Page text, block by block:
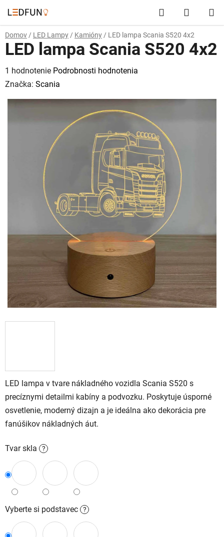
na
obsah
Hľadať
KOŠÍK
Domov / LED Lampy / Kamióny / LED lampa Scania S520 4x2
LED lampa v tvare nákladného vozidla Scania S520 s
precíznymi detailmi kabíny a podvozku. Poskytuje úsporné
osvetlenie, moderný dizajn a je ideálna ako dekorácia pre
fanúšikov nákladných áut.
Tvar skla ?
Vyberte si podstavec ?
LED lampa Scania S520 4x2
Priemerné
hodnotenie
produktu
hviezdičiek.
1 hodnotenie Podrobnosti hodnotenia
Značka: Scania